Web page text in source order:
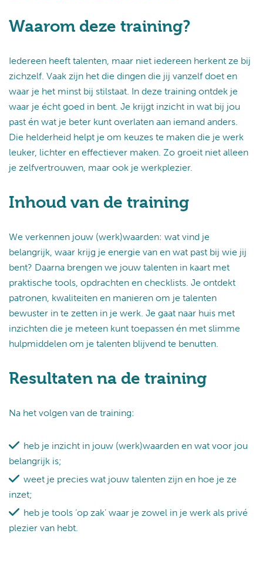
Waarom deze training?
Iedereen heeft talenten, maar niet iedereen herkent ze bij
zichzelf. Vaak zijn het die dingen die jij vanzelf doet en
waar je het minst bij stilstaat. In deze training ontdek je
waar je écht goed in bent. Je krijgt inzicht in wat bij jou
past én wat je beter kunt overlaten aan iemand anders.
Die helderheid helpt je om keuzes te maken die je werk
leuker, lichter en effectiever maken. Zo groeit niet alleen
je zelfvertrouwen, maar ook je werkplezier.
Inhoud van de training
We verkennen jouw (werk)waarden: wat vind je
belangrijk, waar krijg je energie van en wat past bij wie jij
bent? Daarna brengen we jouw talenten in kaart met
praktische tools, opdrachten en checklists. Je ontdekt
patronen, kwaliteiten en manieren om je talenten
bewuster in te zetten in je werk. Je gaat naar huis met
inzichten die je meteen kunt toepassen én met slimme
hulpmiddelen om je talenten blijvend te benutten.
Resultaten na de training
Na het volgen van de training:
heb je inzicht in jouw (werk)waarden en wat voor jou
belangrijk is;
weet je precies wat jouw talenten zijn en hoe je ze
inzet;
heb je tools ‘op zak’ waar je zowel in je werk als privé
plezier van hebt.